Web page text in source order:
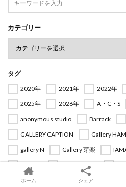
カテゴリー
タグ
2020年 2021年 2022年
2025年
2026年 A・C・S
anonymous studio
Barrack
GALLERY CAPTION
Gallery HAM
gallery N
Gallery 芽楽
LAD GALLERY
masayoshi suzuki gallery
ホーム シェア